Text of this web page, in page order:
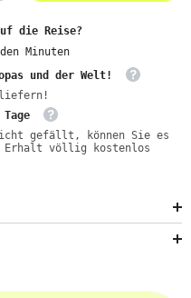
die Reise?
Minuten
und der Welt!
gefällt, können Sie es
Erhalt völlig kostenlos